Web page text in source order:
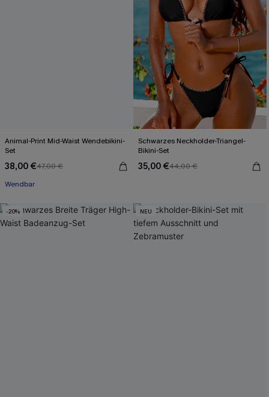
Animal-Print Mid-Waist Wendebikini-
Set
38,00 €47,00 €
Wendbar
Schwarzes Neckholder-Triangel-
Bikini-Set
35,00 €44,00 €
-20% NEU